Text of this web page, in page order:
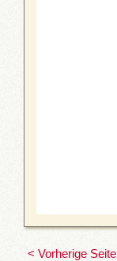
< Vorherige Seite